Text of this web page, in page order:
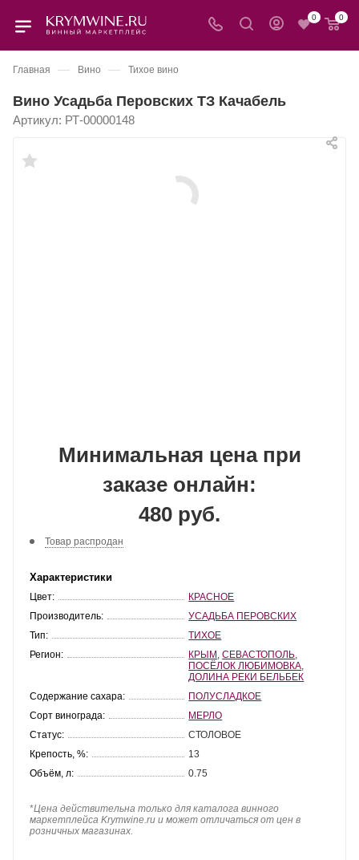
0 0
Главная — Вино — Тихое вино
Вино Усадьба Перовских ТЗ Качабель
Артикул: РТ-00000148
Минимальная цена при
заказе онлайн:
480 руб.
Товар распродан
Характеристики
Цвет:
КРАСНОЕ
Производитель:
УСАДЬБА ПЕРОВСКИХ
Тип:
ТИХОЕ
Регион:
КРЫМ ,СЕВАСТОПОЛЬ
ПОСЁЛОК ЛЮБИМОВКА
ДОЛИНА РЕКИ БЕЛЬБЕК
Содержание сахара:
ПОЛУСЛАДКОЕ
Сорт винограда:
МЕРЛО
Статус:
СТОЛОВОЕ
Крепость, %:
13
Объём, л:
0.75
*Цена действительна только для каталога винного
маркетплейса Krymwine.ru и может отличаться от цен в
розничных магазинах.